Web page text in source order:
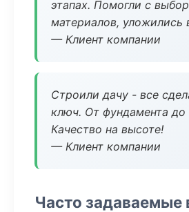
этапах. Помогли с
материалов, уложились
— Клиент компании
Строили дачу - все
ключ. От фундамента
Качество на высоте!
— Клиент компании
Часто задаваемые